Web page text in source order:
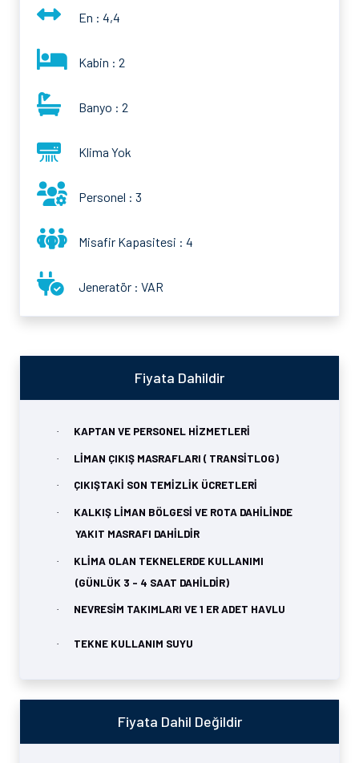
En : 4,4
Kabin : 2
Banyo : 2
Klima Yok
Personel : 3
Misafir Kapasitesi : 4
Jeneratör : VAR
Fiyata Dahildir
· KAPTAN VE PERSONEL HİZMETLERİ
· LİMAN ÇIKIŞ MASRAFLARI ( TRANSİTLOG)
· ÇIKIŞTAKİ SON TEMİZLİK ÜCRETLERİ
·
KALKIŞ LİMAN BÖLGESİ VE ROTA DAHİLİNDE
YAKIT MASRAFI DAHİLDİR
·
KLİMA OLAN TEKNELERDE KULLANIMI
(GÜNLÜK 3 - 4 SAAT DAHİLDİR)
· NEVRESİM TAKIMLARI VE 1 ER ADET HAVLU
· TEKNE KULLANIM SUYU
Fiyata Dahil Değildir